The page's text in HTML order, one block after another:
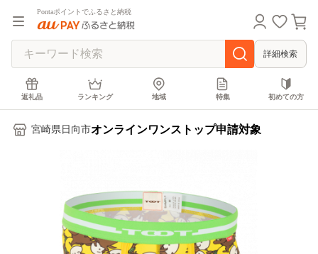
Pontaポイントでふるさと納税
詳細検索
返礼品 ランキング 地域 特集 初めての方
宮崎県日向市オンラインワンストップ申請対象